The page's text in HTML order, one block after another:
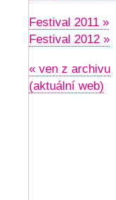
Festival 2011 »
Festival 2012 »
« ven z archivu
(aktuální web)